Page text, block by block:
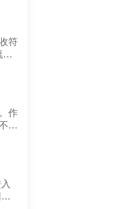
热
性
。
的
符
时
入
距
：
作
同
收
能
和